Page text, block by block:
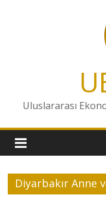
Uluslararası
Diyarbakır Anne